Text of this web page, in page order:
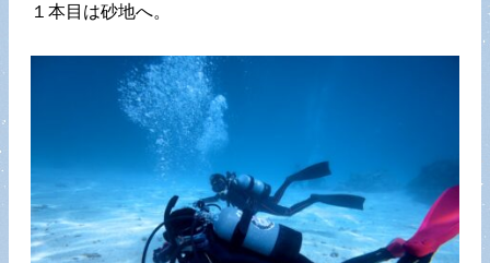
１本目は砂地へ。